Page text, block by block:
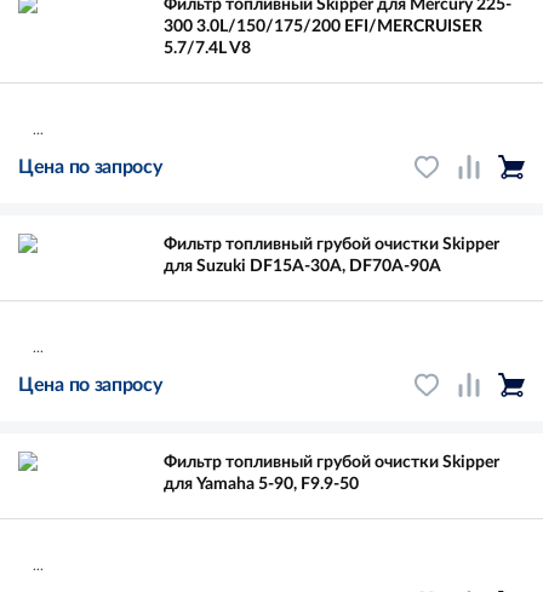
Фильтр топливный Skipper для Mercury 225-
300 3.0L/150/175/200 EFI/MERCRUISER
5.7/7.4L V8
...
Цена по запросу
Фильтр топливный грубой очистки Skipper
для Suzuki DF15A-30A, DF70A-90A
...
Цена по запросу
Фильтр топливный грубой очистки Skipper
для Yamaha 5-90, F9.9-50
...